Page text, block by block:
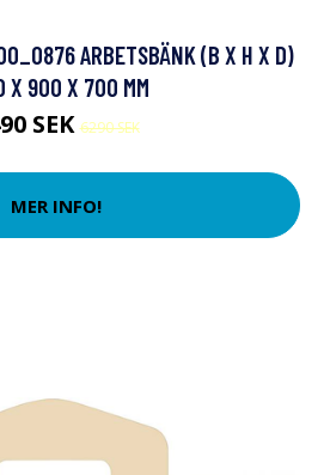
ARBETSBÄNK (B X H X D)
X 900 X 700 MM
SEK6290 SEK
MER INFO!